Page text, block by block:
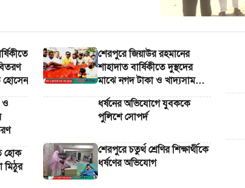
ও
হোক
মিঠুর
শেরপুরে জিয়াউর রহমানের
শাহাদাত বার্ষিকীতে দুস্থদের
মাঝে নগদ টাকা ও খাদ্যসামগ্রী
বিতরণ
ধর্ষনের অভিযোগে যুবককে
পুলিশে সোপর্দ
শেরপুরে চতুর্থ শ্রেণির শিক্ষার্থীকে
ধর্ষণের অভিযোগ